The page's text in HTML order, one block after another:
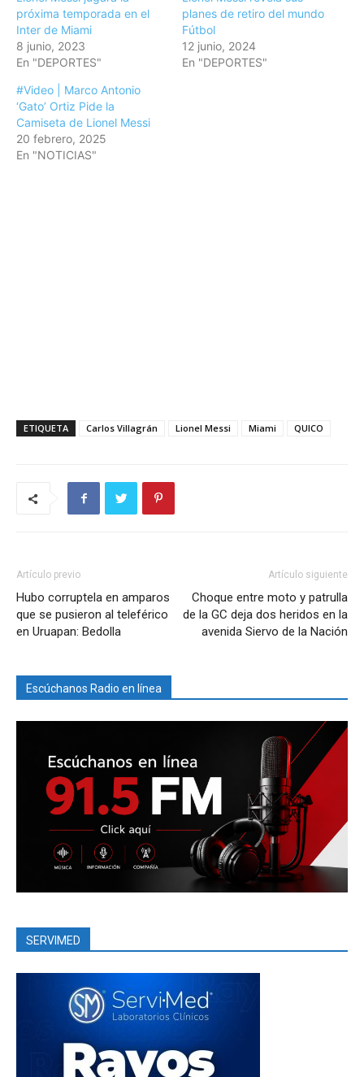
próxima temporada en el
Inter de Miami
8 junio, 2023
En "DEPORTES"
planes de retiro del mundo
Fútbol
12 junio, 2024
En "DEPORTES"
#Video | Marco Antonio
‘Gato’ Ortiz Pide la
Camiseta de Lionel Messi
20 febrero, 2025
En "NOTICIAS"
ETIQUETA Carlos Villagrán Lionel Messi Miami QUICO
Artículo previo
Hubo corruptela en amparos
que se pusieron al teleférico
en Uruapan: Bedolla
Artículo siguiente
Choque entre moto y patrulla
de la GC deja dos heridos en la
avenida Siervo de la Nación
Escúchanos Radio en línea
SERVIMED